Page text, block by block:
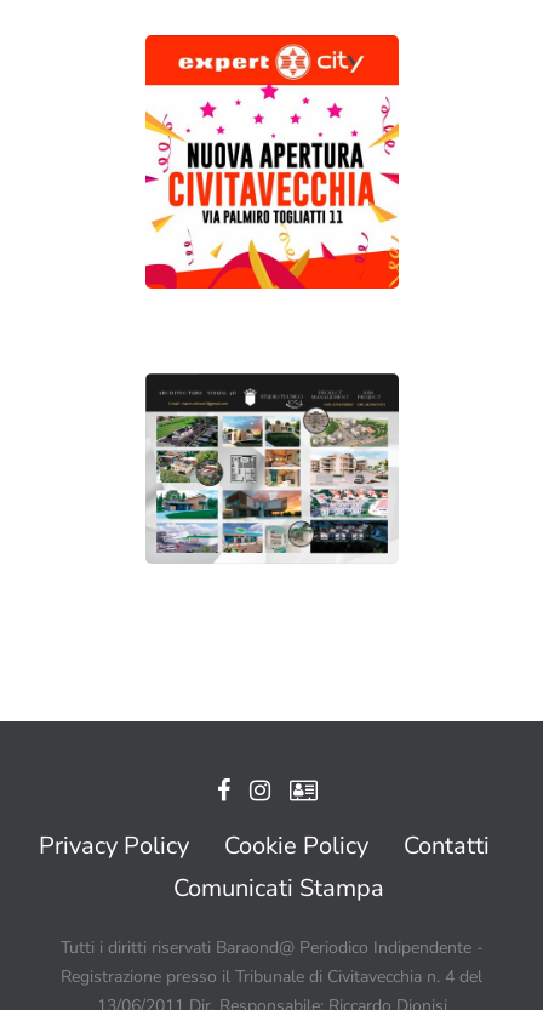
Privacy Policy Cookie Policy
Contatti
Comunicati Stampa
Tutti i diritti riservati Baraond@ Periodico Indipendente -
Registrazione presso il Tribunale di Civitavecchia n. 4 del